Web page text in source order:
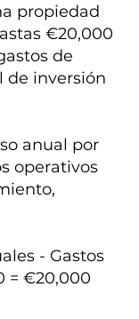
propiedad
€20,000
de
de inversión
anual por
operativos
- Gastos
= €20,000